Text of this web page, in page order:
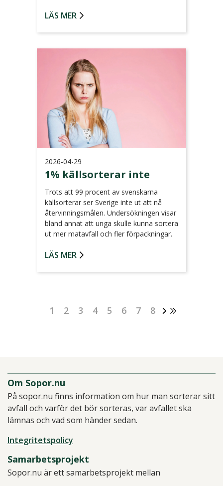
LÄS MER
2026-04-29
1% källsorterar inte
Trots att 99 procent av svenskarna
källsorterar ser Sverige inte ut att nå
återvinningsmålen. Undersökningen visar
bland annat att unga skulle kunna sortera
ut mer matavfall och fler förpackningar.
LÄS MER
1 2 3 4 5 6 7 8
Om Sopor.nu
På sopor.nu finns information om hur man sorterar sitt
avfall och varför det bör sorteras, var avfallet ska
lämnas och vad som händer sedan.
Integritetspolicy
Samarbetsprojekt
Sopor.nu är ett samarbetsprojekt mellan